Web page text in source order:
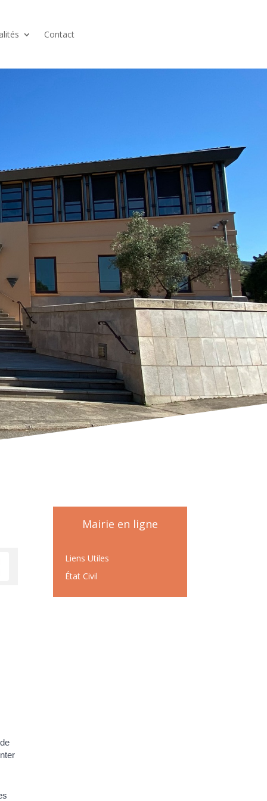
Contact
Mairie en ligne
Liens Utiles
État Civil